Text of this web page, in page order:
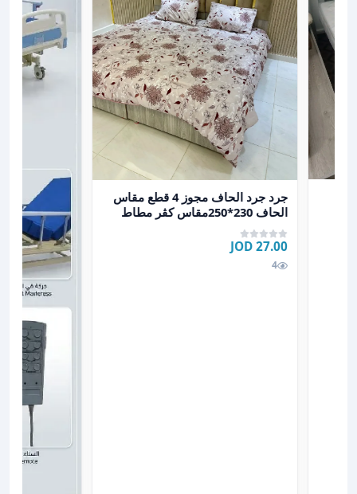
عرض تفاصيل جرد جرد الحاف مجوز 4 قطع مقاس الحاف 230*250مقاس كڤر مطاط 200*200+30وجهين مخدات س
جرد جرد الحاف مجوز 4 قطع مقاس
الحاف 230*250مقاس كڤر مطاط
200*200+30وجهين مخدات س
27.00 JOD
4